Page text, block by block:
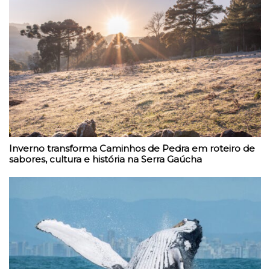
Inverno transforma Caminhos de Pedra em roteiro de
sabores, cultura e história na Serra Gaúcha